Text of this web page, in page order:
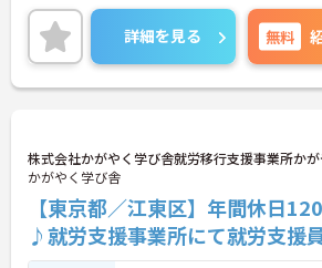
詳細を見る 無料
株式会社かがやく学び舎就労移行支援事業所か
かがやく学び舎
【東京都／江東区】年間休日
♪就労支援事業所にて就労支援